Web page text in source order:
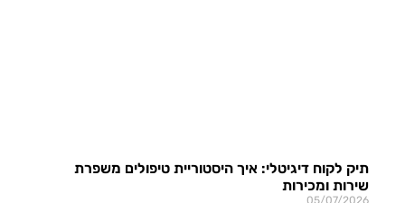
תיק לקוח דיגיטלי: איך היסטוריית טיפולים משפרת
שירות ומכירות
05/07/2026